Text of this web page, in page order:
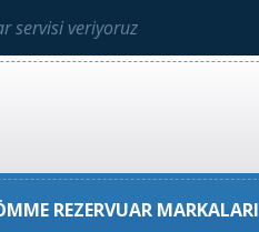
servisi veriyoruz
REZERVUAR MARKALARI